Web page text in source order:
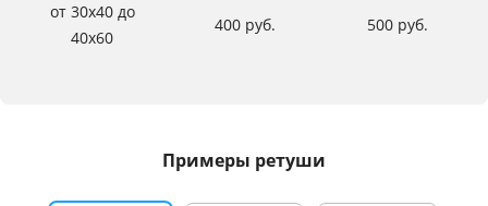
от 30х40 до
40х60
400 руб. 500 руб.
Примеры ретуши